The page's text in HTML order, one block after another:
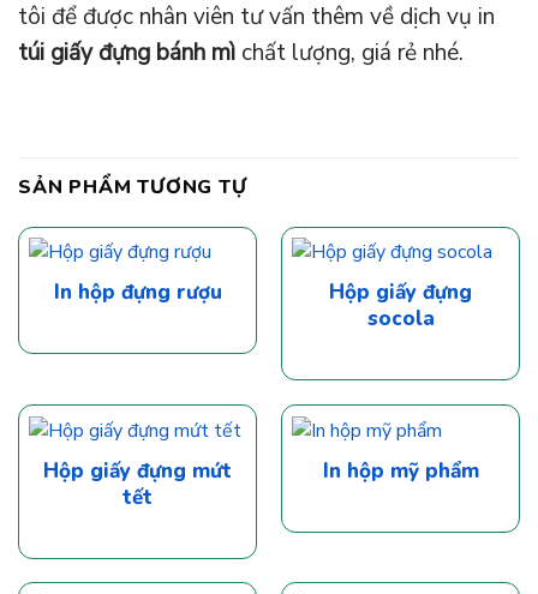
tôi để được nhân viên tư vấn thêm về dịch vụ in
túi giấy đựng bánh mì chất lượng, giá rẻ nhé.
SẢN PHẨM TƯƠNG TỰ
In hộp đựng rượu
Hộp giấy đựng
socola
Hộp giấy đựng mứt
tết
In hộp mỹ phẩm